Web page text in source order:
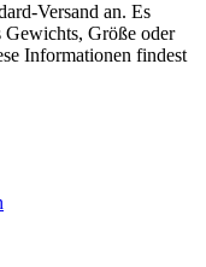
Versand an. Es
Größe oder
Informationen findest